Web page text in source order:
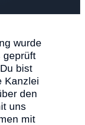
wurde
geprüft
bist
Kanzlei
den
uns
mit